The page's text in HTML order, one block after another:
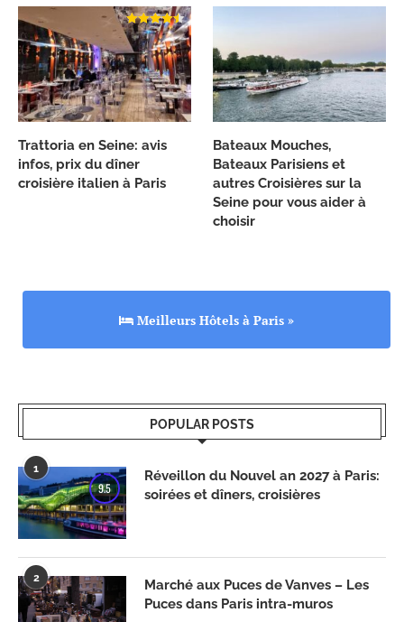
Trattoria en Seine: avis
infos, prix du dîner
croisière italien à Paris
Bateaux Mouches,
Bateaux Parisiens et
autres Croisières sur la
Seine pour vous aider à
choisir
Meilleurs Hôtels à Paris »
POPULAR POSTS
1
9.5
Réveillon du Nouvel an 2027 à Paris:
soirées et dîners, croisières
2
Marché aux Puces de Vanves – Les
Puces dans Paris intra-muros